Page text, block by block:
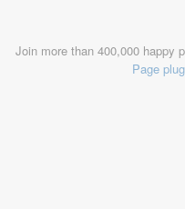
Join more than 400,000 happy
Page